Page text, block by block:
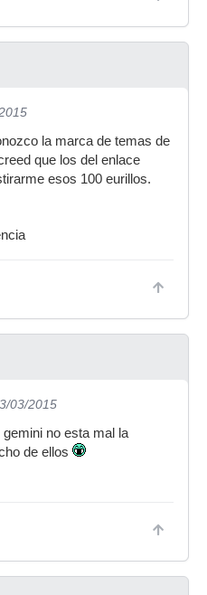
la marca de temas de
que los del enlace
esos 100 eurillos.
03/2015
no esta mal la
de ellos